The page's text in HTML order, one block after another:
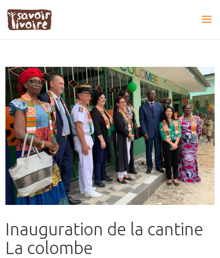
Inauguration de la cantine
La colombe